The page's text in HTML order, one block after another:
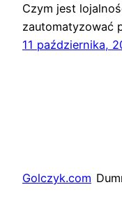
Czym jest
zautomatyzować
11 października,
Golczyk.com